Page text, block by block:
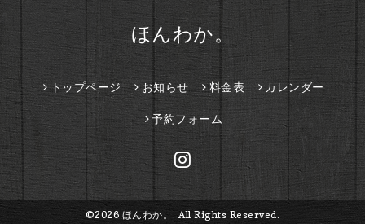
ほんわか。
トップページ お知らせ 料金表 カレンダー
予約フォーム
©2026 ほんわか。. All Rights Reserved.